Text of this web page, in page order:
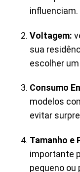
influenciam.
Voltagem:
sua
escolher
Consumo
modelos
evitar
Tamanho e
importante
pequeno ou